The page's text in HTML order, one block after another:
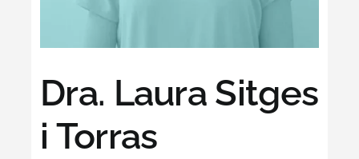
Dra. Laura Sitges
i Torras